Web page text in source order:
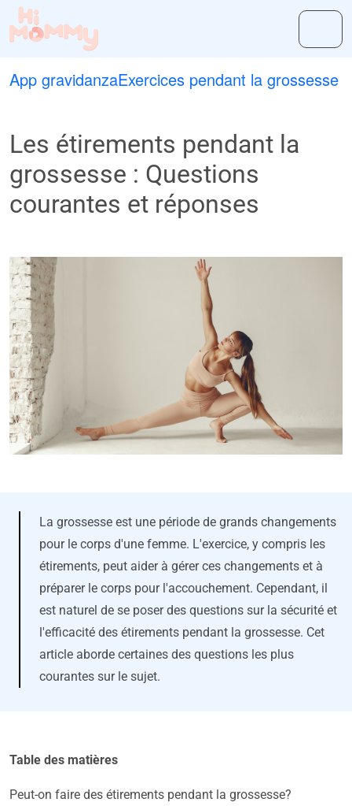
App gravidanzaExercices pendant la grossesse
Les étirements pendant la
grossesse : Questions
courantes et réponses
La grossesse est une période de grands changements
pour le corps d'une femme. L'exercice, y compris les
étirements, peut aider à gérer ces changements et à
préparer le corps pour l'accouchement. Cependant, il
est naturel de se poser des questions sur la sécurité et
l'efficacité des étirements pendant la grossesse. Cet
article aborde certaines des questions les plus
courantes sur le sujet.
Table des matières
Peut-on faire des étirements pendant la grossesse?